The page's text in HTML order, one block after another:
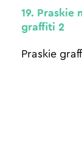
19. Praskie
graffiti 2
Praskie